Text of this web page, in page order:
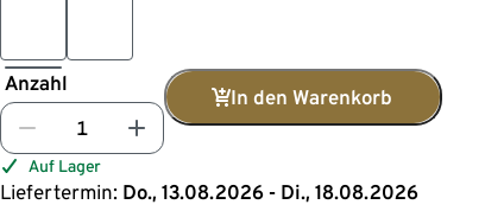
Anzahl
In den Warenkorb
Auf Lager
Liefertermin: Do., 13.08.2026 - Di., 18.08.2026